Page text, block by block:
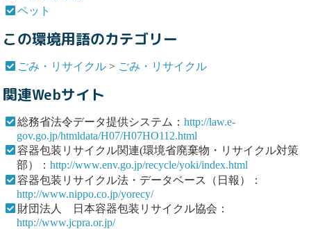
ペット
この環境用語のカテゴリー
ごみ・リサイクル > ごみ・リサイクル
関連Webサイト
総務省法令データ提供システム：http://law.e-
gov.go.jp/htmldata/H07/H07HO112.html
容器包装リサイクル関連(環境省廃棄物・リサイクル対策
部）： http://www.env.go.jp/recycle/yoki/index.html
容器包装リサイクル法・データベース（日報）：
http://www.nippo.co.jp/yorecy/
財団法人 日本容器包装リサイクル協会：
http://www.jcpra.or.jp/